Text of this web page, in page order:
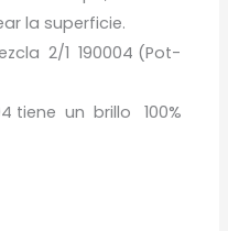
la superficie.
2/1 190004 (Pot-
tiene un brillo 100%